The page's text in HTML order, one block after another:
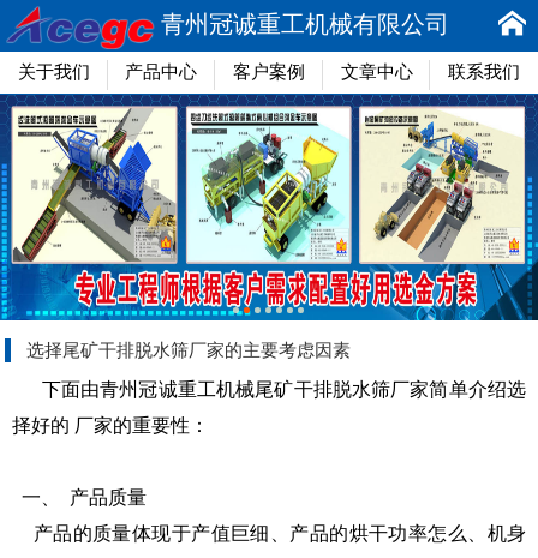
青州冠诚重工机械有限公司
关于我们 产品中心 客户案例 文章中心 联系我们
选择尾矿干排脱水筛厂家的主要考虑因素
下面由青州冠诚重工机械尾矿干排脱水筛厂家简单介绍选
择好的 厂家的重要性：
一、 产品质量
产品的质量体现于产值巨细、产品的烘干功率怎么、机身